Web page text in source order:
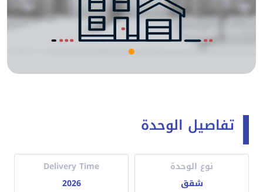
تفاصيل الوحدة
نوع الوحدة
شقق
Delivery Time
2026